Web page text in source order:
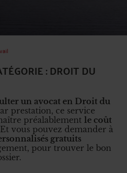
: DROIT DU
un avocat en Droit du
prestation, ce service
préalablementle coût
vous pouvez demander à
gratuits
pour trouver le bon